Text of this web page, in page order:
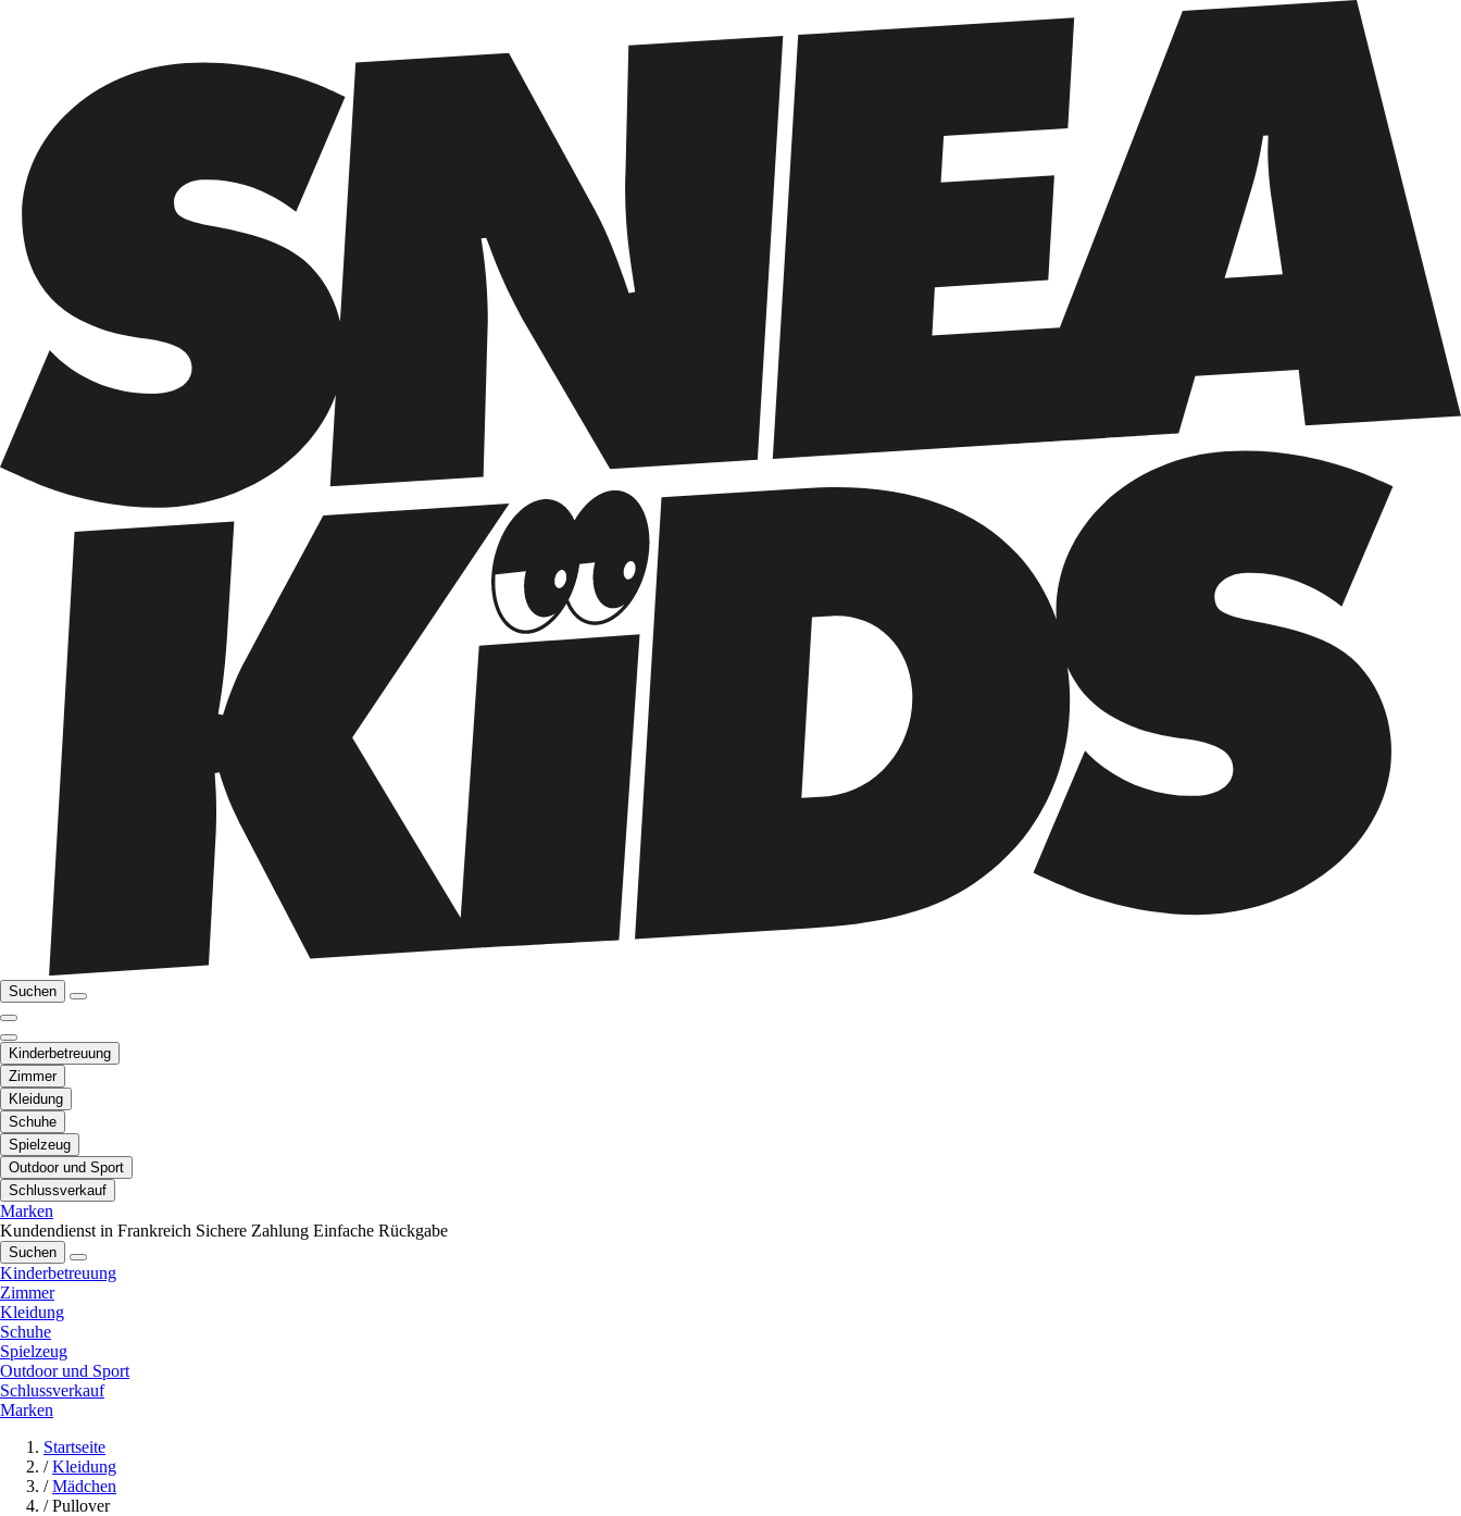
Suchen
Kinderbetreuung
Zimmer
Kleidung
Schuhe
Spielzeug
Outdoor und Sport
Schlussverkauf
Marken
Kundendienst in Frankreich Sichere Zahlung Einfache Rückgabe
Suchen
Kinderbetreuung
Zimmer
Kleidung
Schuhe
Spielzeug
Outdoor und Sport
Schlussverkauf
Marken
Startseite
/ Kleidung
/ Mädchen
/ Pullover